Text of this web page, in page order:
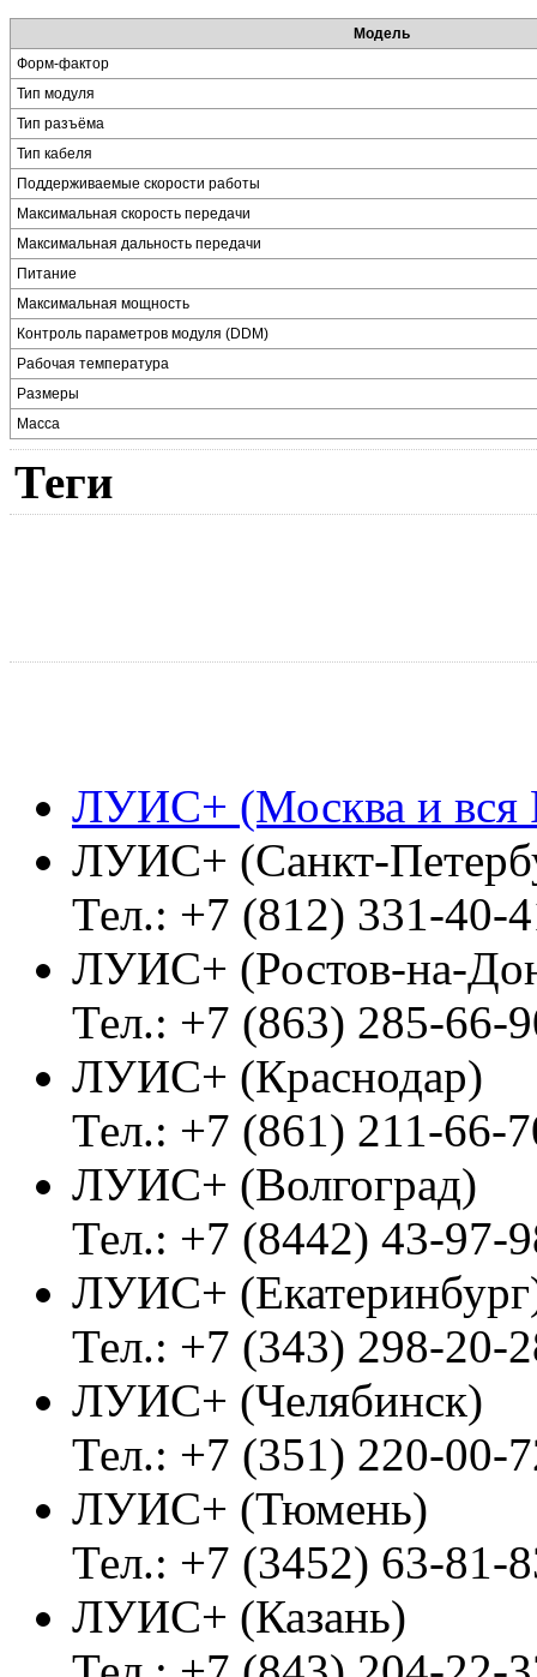
Модель
Форм-фактор
Тип модуля
Тип разъёма
Тип кабеля
Поддерживаемые скорости работы
Максимальная скорость передачи
Максимальная дальность передачи
Питание
Максимальная мощность
Контроль параметров модуля (DDM)
Рабочая температура
Размеры
Масса
Теги
ЛУИС+ (Москва и вся
ЛУИС+ (Санкт-
Тел.: +7 (812) 331-40-
ЛУИС+ (Ростов-на-
Тел.: +7 (863) 285-66-
ЛУИС+ (Краснодар)
Тел.: +7 (861) 211-66-
ЛУИС+ (Волгоград)
Тел.: +7 (8442) 43-97-
ЛУИС+
Тел.: +7 (343) 298-20-
ЛУИС+ (Челябинск)
Тел.: +7 (351) 220-00-
ЛУИС+ (Тюмень)
Тел.: +7 (3452) 63-81-
ЛУИС+ (Казань)